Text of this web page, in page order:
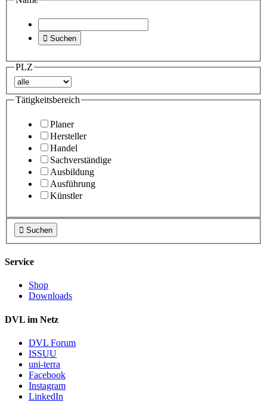
 Suchen
PLZ
Tätigkeitsbereich
Planer
Hersteller
Handel
Sachverständige
Ausbildung
Ausführung
Künstler
 Suchen
Service
Shop
Downloads
DVL im Netz
DVL Forum
ISSUU
uni-terra
Facebook
Instagram
LinkedIn